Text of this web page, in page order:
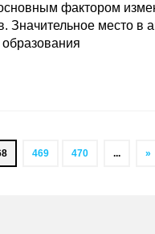
фактором
место в
469 470 ... »